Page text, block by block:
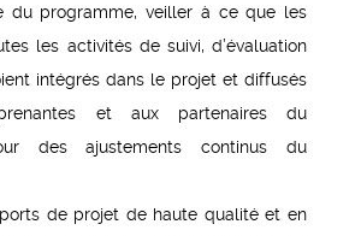
du programme, veiller à ce que les
les activités de suivi, d’évaluation
intégrés dans le projet et diffusés
et aux partenaires du
des ajustements continus du
de projet de haute qualité et en